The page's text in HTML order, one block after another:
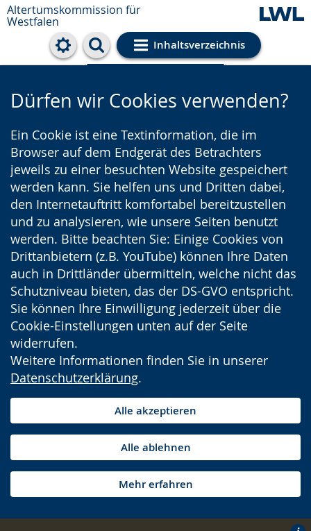
Altertumskommission für
Westfalen
Inhaltsverzeichnis
Cookie-Einstellungen
Dürfen wir Cookies verwenden?
Ein Cookie ist eine Textinformation, die im
Browser auf dem Endgerät des Betrachters
jeweils zu einer besuchten Website gespeichert
werden kann. Sie helfen uns und Dritten dabei,
den Internetauftritt komfortabel bereitzustellen
und zu analysieren, wie unsere Seiten benutzt
werden. Bitte beachten Sie: Einige Cookies von
Drittanbietern (z.B. YouTube) können Ihre Daten
auch in Drittländer übermitteln, welche nicht das
Schutzniveau bieten, das der DS-GVO entspricht.
Sie können Ihre Einwilligung jederzeit über die
Cookie-Einstellungen unten auf der Seite
widerrufen.
Weitere Informationen finden Sie in unserer
Datenschutzerklärung.
Alle akzeptieren
Alle ablehnen
Mehr erfahren